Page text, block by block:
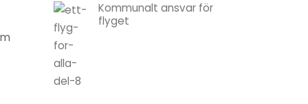
Kommunalt ansvar för
flyget